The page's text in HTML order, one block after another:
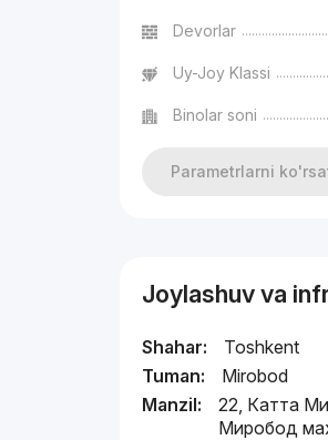
Devorlar
Uy-Joy Klassi
Binolar soni
Parametrlarni
Joylashuv va
Shahar:
Toshkent
Tuman:
Mirobod
Manzil:
22, Катта
Миробод